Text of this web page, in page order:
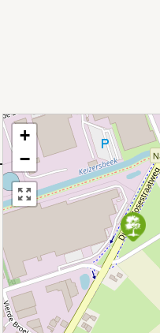
+
−